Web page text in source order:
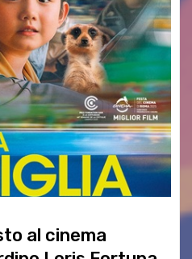
al cinema